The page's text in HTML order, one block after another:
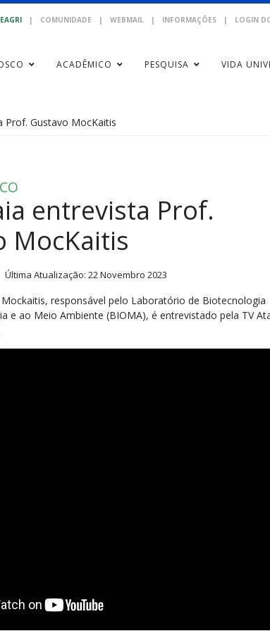
| COMUNIDADE | WEBMAIL | INFORMAÇÕES | LOGIN
ACADÊMICO PESQUISA VIDA
Prof. Gustavo MocKaitis
entrevista Prof.
MocKaitis
Última Atualização: 22 Novembro 2023
responsável pelo Laboratório de Biotecnologia
e ao Meio Ambiente (BIOMA), é entrevistado pela TV